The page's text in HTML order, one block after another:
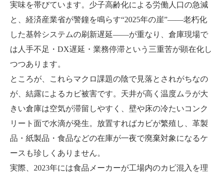
実味を帯びています。少子高齢化による労働人口の急減
と、経済産業省が警鐘を鳴らす“2025年の崖”――老朽化
した基幹システムの刷新遅延――が重なり、倉庫現場で
は人手不足・DX遅延・業務停滞という三重苦が顕在化し
つつあります。
ところが、これらマクロ課題の陰で見落とされがちなの
が、結露によるカビ被害です。天井が高く温度ムラが大
きい倉庫は空気が滞留しやすく、壁や床の冷たいコンク
リート面で水滴が発生。放置すればカビが繁殖し、革製
品・紙製品・食品などの在庫が一夜で廃棄対象になるケ
ースも珍しくありません。
実際、2023年には食品メーカーが工場内のカビ混入を理